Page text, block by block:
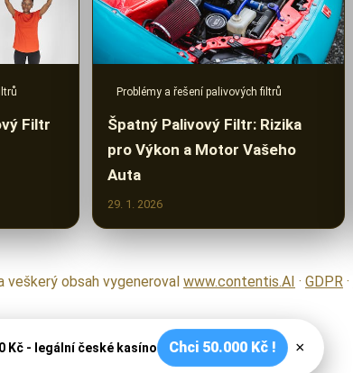
Filtr
Problémy a řešení palivových filtrů
Špatný Palivový Filtr: Rizika
pro Výkon a Motor Vašeho
Auta
29. 1. 2026
veškerý obsah vygeneroval www.contentis.AI · GDPR ·
Kč - legální české kasíno Chci 50.000 Kč ! ×